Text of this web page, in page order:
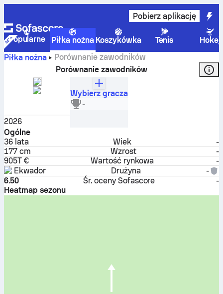
Pobierz aplikację
Popularne Piłka nożna Koszykówka Tenis
Hokej
Piłka nożna
Porównanie zawodników
Porównanie zawodników
2026
Wybierz gracza
-
Ogólne
36 lata Wiek
-
177 cm
Wzrost
-
905T €
Wartość rynkowa
-
Ekwador
Drużyna
-
6.50
Śr. oceny Sofascore
-
Heatmap sezonu